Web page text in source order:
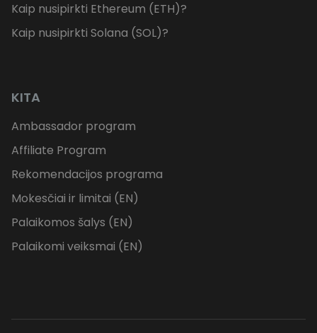
Kaip nusipirkti Ethereum (ETH)?
Kaip nusipirkti Solana (SOL)?
KITA
Ambassador program
Affiliate Program
Rekomendacijos programa
Mokesčiai ir limitai (EN)
Palaikomos šalys (EN)
Palaikomi veiksmai (EN)